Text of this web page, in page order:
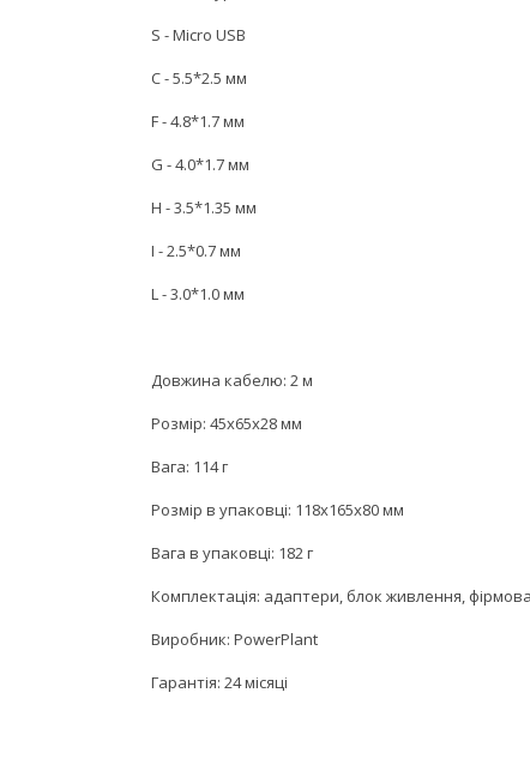
S - Micro USB
C - 5.5*2.5 мм
F - 4.8*1.7 мм
G - 4.0*1.7 мм
H - 3.5*1.35 мм
I - 2.5*0.7 мм
L - 3.0*1.0 мм
Довжина кабелю: 2 м
Розмір: 45x65x28 мм
Вага: 114 г
Розмір в упаковці: 118x165x80 мм
Вага в упаковці: 182 г
Комплектація: адаптери, блок живлення,
Виробник: PowerPlant
Гарантія: 24 місяці